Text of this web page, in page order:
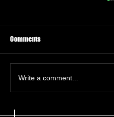
Haker hibsga olinişi
Comments
Write a comment...